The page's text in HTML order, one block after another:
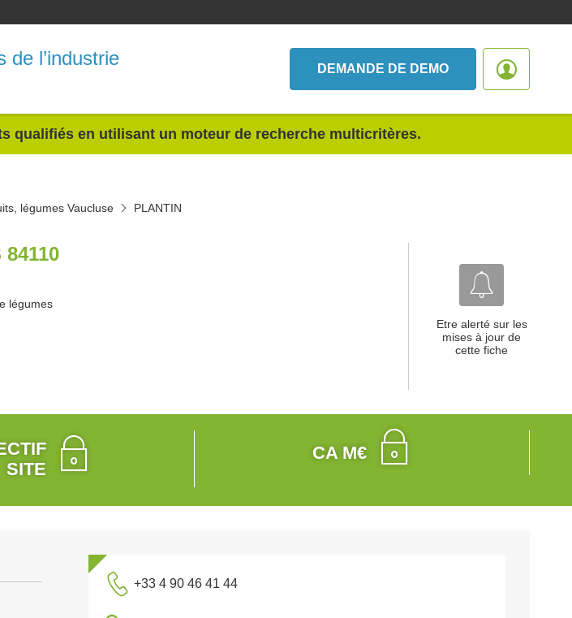
de l’industrie
DEMANDE DE DEMO
qualifiés en utilisant un moteur de recherche multicritères.
légumes Vaucluse PLANTIN
84110
légumes
Etre alerté sur les
mises à jour de
cette fiche
SITE
CA M€
+33 4 90 46 41 44